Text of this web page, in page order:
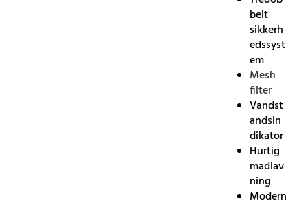
belt
sikkerh
edssyst
em
Mesh
filter
Vandst
andsin
dikator
Hurtig
madlav
ning
Modern